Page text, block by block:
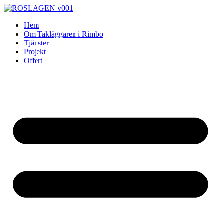
Skip
contentHem
Om Takläggaren i Rimbo
Tjänster
Projekt
Offert